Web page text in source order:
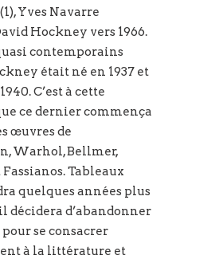
(1), Yves Navarre
Hockney vers 1966.
contemporains
était né en 1937 et
C’est à cette
ce dernier commença
œuvres de
Warhol, Bellmer,
Tableaux
quelques années plus
décidera d’abandonner
se consacrer
à la littérature et